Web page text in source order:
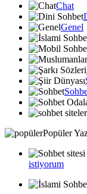
Chat
Genel
Popüler
istiyorum